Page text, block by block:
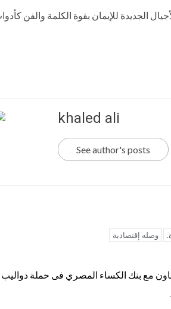
الجديدة للإيمان بقوة الكلمة والفن
khaled ali
See author's posts
وصله إقتصادية
مع بنك الكساء المصري فى حملة دواليب